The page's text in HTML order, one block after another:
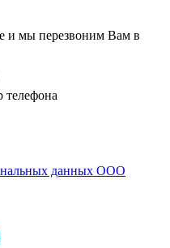
и мы перезвоним Вам в
телефона
данных ООО